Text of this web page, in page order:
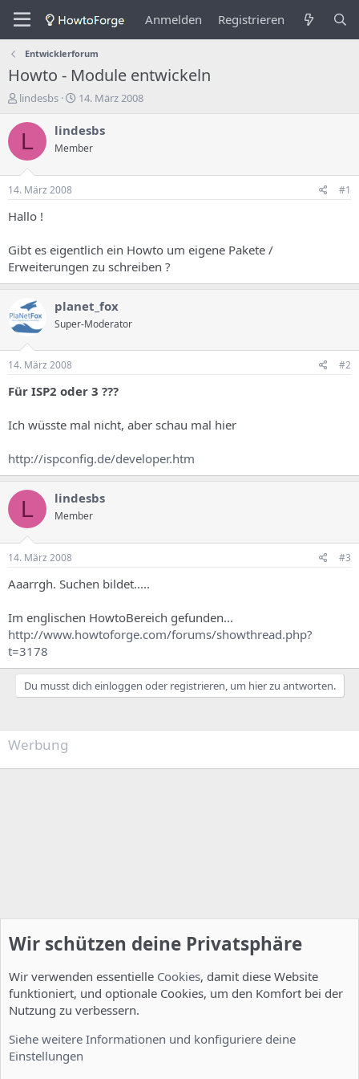
Anmelden Registrieren
Entwicklerforum
Howto - Module entwickeln
E
s
e
e
r
s
T
h
m
a
lindesbs
E
s
t
e
d
a
t
m
14. März 2008
L lindesbs
Member
14. März 2008 #1
Hallo !
Gibt es eigentlich ein Howto um eigene Pakete /
Erweiterungen zu schreiben ?
planet_fox
Super-Moderator
14. März 2008 #2
Für ISP2 oder 3 ???
Ich wüsste mal nicht, aber schau mal hier
http://ispconfig.de/developer.htm
L lindesbs
Member
14. März 2008 #3
Aaarrgh. Suchen bildet.....
Im englischen HowtoBereich gefunden...
http://www.howtoforge.com/forums/showthread.php?
t=3178
Du musst dich einloggen oder registrieren, um hier zu antworten.
Werbung
Wir schützen deine Privatsphäre
Wir verwenden essentielle Cookies, damit diese Website
funktioniert, und optionale Cookies, um den Komfort bei der
Nutzung zu verbessern.
Siehe weitere Informationen und konfiguriere deine
Einstellungen